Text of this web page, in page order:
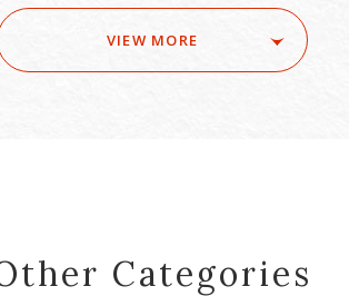
VIEW MORE
Categories